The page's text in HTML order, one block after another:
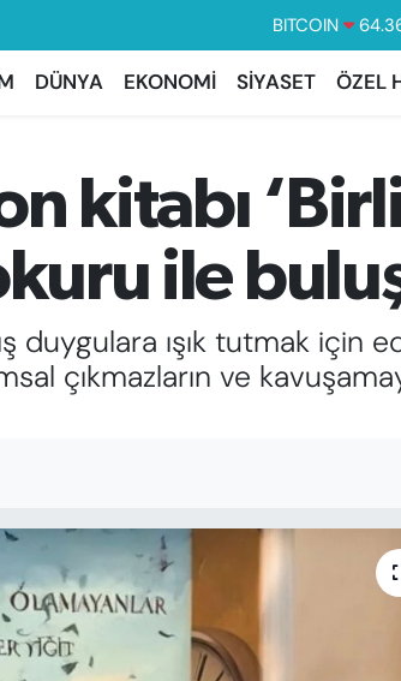
DOLAR
EURO
BİST100
DÜNYA EKONOMİ SİYASET ÖZEL
kitabı
ile
duygulara ışık tutmak için
çıkmazların ve